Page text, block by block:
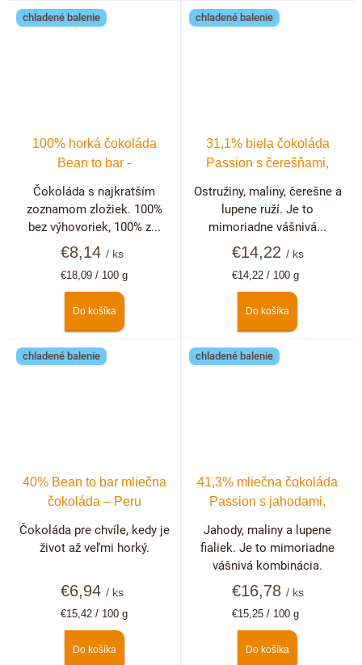
chladené balenie
100% horká čokoláda
Bean to bar -
Dominikánska republika
€8,14/ ks
Jednotková
€18,09 / 100 g
Do košíka
Čokoláda s najkratším
zoznamom zložiek. 100%
bez výhovoriek, 100% z...
chladené balenie
31,1% biela čokoláda
Passion s čerešňami,
ružou
€14,22 / ks
Jednotková
€14,22 / 100 g
Do košíka
Ostružiny, maliny, čerešne a
lupene ruží. Je to
mimoriadne vášnivá...
chladené balenie
40% Bean to bar mliečna
čokoláda – Peru
€6,94/ ks
Jednotková
€15,42 / 100 g
Do košíka
Čokoláda pre chvíle, kedy je
život až veľmi horký.
chladené balenie
41,3% mliečna čokoláda
Passion s jahodami,
malinami a fialkami
€16,78 / ks
Jednotková
€15,25 / 100 g
Do košíka
Jahody, maliny a lupene
fialiek. Je to mimoriadne
vášnivá kombinácia.